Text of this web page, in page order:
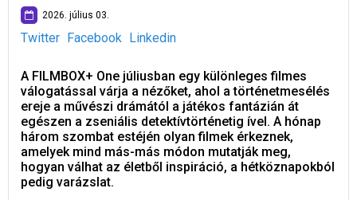
2026. július 03.
Twitter Facebook Linkedin
A FILMBOX+ One júliusban egy különleges filmes
válogatással várja a nézőket, ahol a történetmesélés
ereje a művészi drámától a játékos fantázián át
egészen a zseniális detektívtörténetig ível. A hónap
három szombat estéjén olyan filmek érkeznek,
amelyek mind más-más módon mutatják meg,
hogyan válhat az életből inspiráció, a hétköznapokból
pedig varázslat.